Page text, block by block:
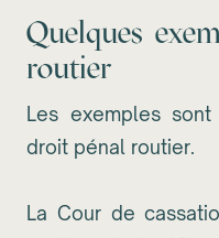
Quelques
routier
Les exemples
droit pénal routier.
La Cour de